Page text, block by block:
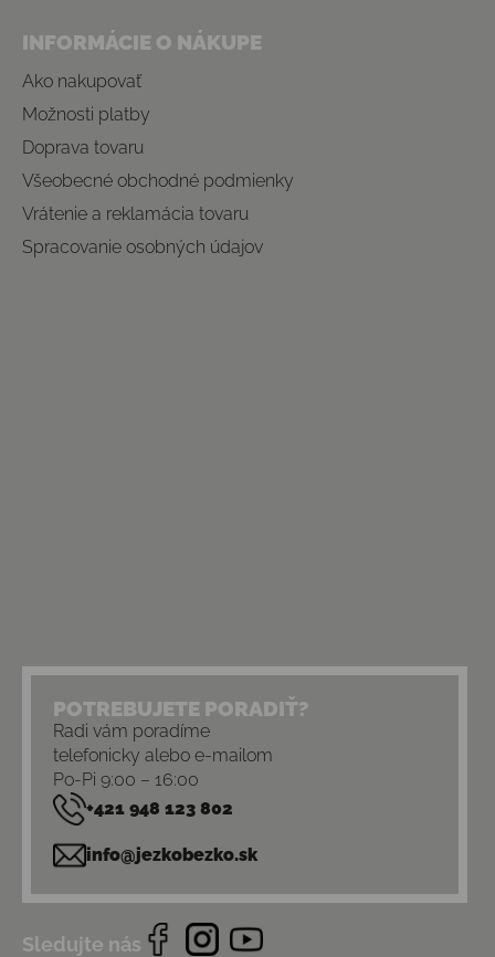
INFORMÁCIE O NÁKUPE
Ako nakupovať
Možnosti platby
Doprava tovaru
Všeobecné obchodné podmienky
Vrátenie a reklamácia tovaru
Spracovanie osobných údajov
POTREBUJETE PORADIŤ?
Radi vám poradíme
telefonicky alebo e-mailom
Po-Pi 9:00 – 16:00
+421 948 123 802
info@jezkobezko.sk
Sledujte nás